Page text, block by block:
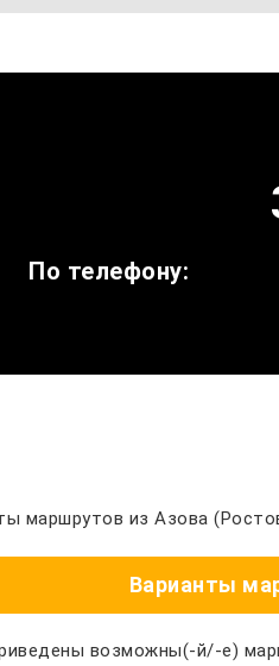
По телефону:
маршрутов из Азова
Варианты
возможны(-й/-е)